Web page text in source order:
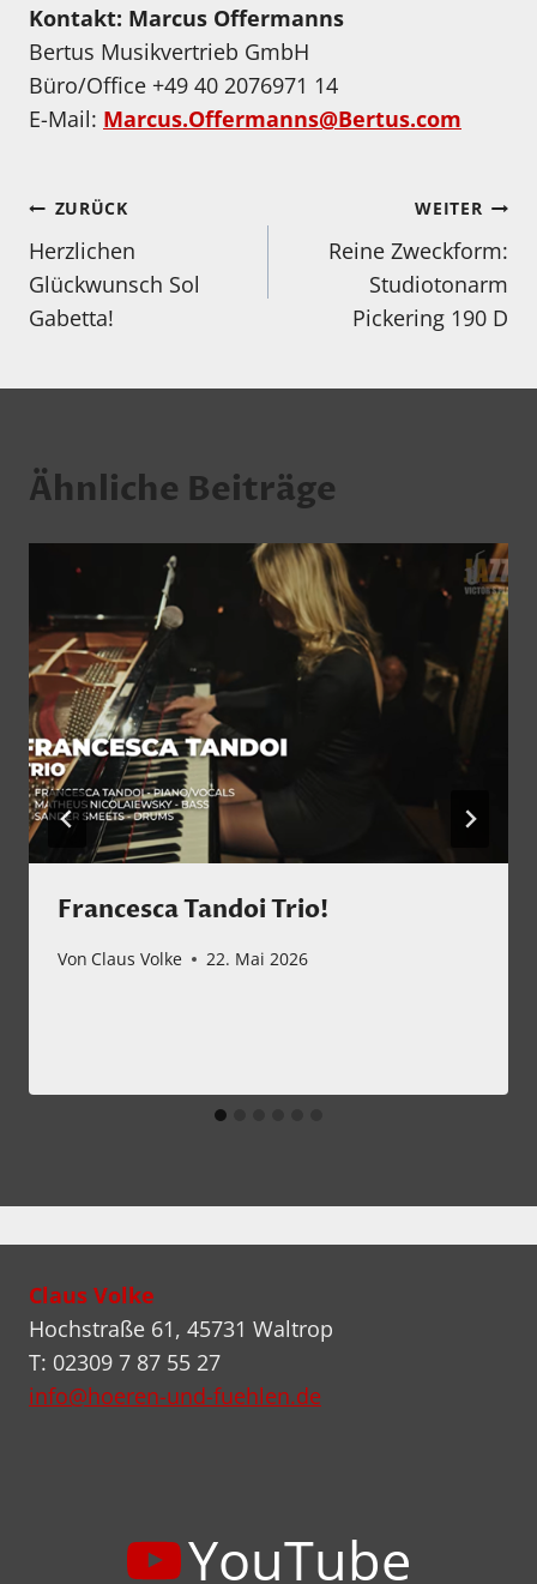
Kontakt: Marcus Offermanns
Bertus Musikvertrieb GmbH
Büro/Office +49 40 2076971 14
E-Mail: Marcus.Offermanns@Bertus.com
Beitragsnavigation
ZURÜCK
Herzlichen
Glückwunsch Sol
Gabetta!
WEITER
Reine Zweckform:
Studiotonarm
Pickering 190 D
Ähnliche Beiträge
Francesca Tandoi Trio!
Von Claus Volke 22. Mai 2026
Claus Volke
Hochstraße 61, 45731 Waltrop
T: 02309 7 87 55 27
info@hoeren-und-fuehlen.de
YouTube